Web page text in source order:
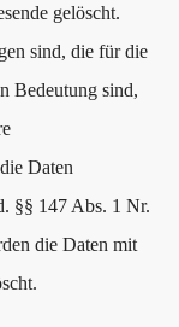
gelöscht.
sind, die für die
Bedeutung sind,
Daten
§§ 147 Abs. 1 Nr.
die Daten mit